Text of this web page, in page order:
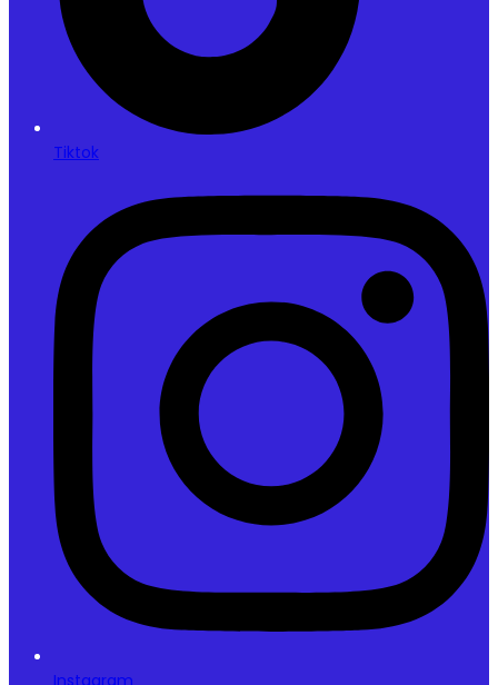
Tiktok
Instagram